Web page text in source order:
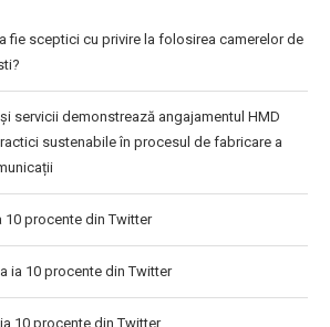
fie sceptici cu privire la folosirea camerelor de
servicii demonstrează angajamentul HMD
sustenabile în procesul de fabricare a
10 procente din Twitter
ia 10 procente din Twitter
ia 10 procente din Twitter